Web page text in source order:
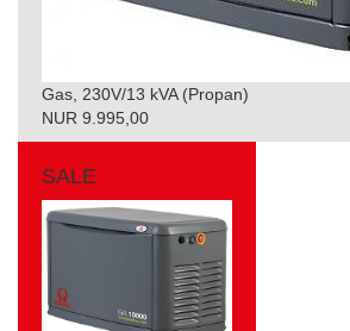
Gas, 230V/13 kVA (Propan)
NUR 9.995,00
SALE